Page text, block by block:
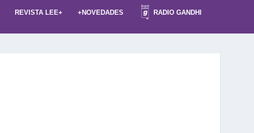
REVISTA LEE+ +NOVEDADES RADIO GANDHI